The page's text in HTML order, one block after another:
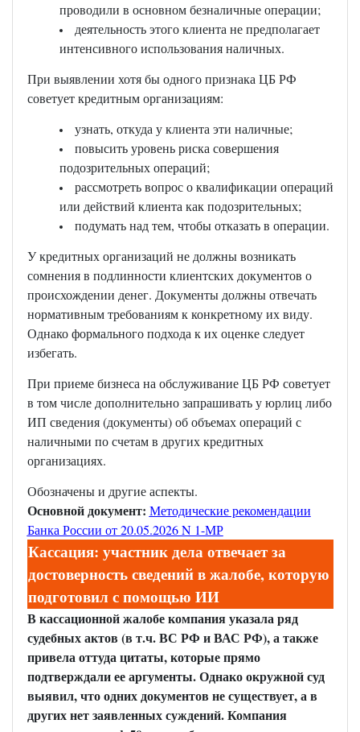
проводили в основном безналичные операции;
деятельность этого клиента не предполагает
интенсивного использования наличных.
При выявлении хотя бы одного признака ЦБ РФ
советует кредитным организациям:
узнать, откуда у клиента эти наличные;
повысить уровень риска совершения
подозрительных операций;
рассмотреть вопрос о квалификации операций
или действий клиента как подозрительных;
подумать над тем, чтобы отказать в операции.
У кредитных организаций не должны возникать
сомнения в подлинности клиентских документов о
происхождении денег. Документы должны отвечать
нормативным требованиям к конкретному их виду.
Однако формального подхода к их оценке следует
избегать.
При приеме бизнеса на обслуживание ЦБ РФ советует
в том числе дополнительно запрашивать у юрлиц либо
ИП сведения (документы) об объемах операций с
наличными по счетам в других кредитных
организациях.
Обозначены и другие аспекты.
Основной документ: Методические рекомендации
Банка России от 20.05.2026 N 1-МР
Кассация: участник дела отвечает за
достоверность сведений в жалобе, которую
подготовил с помощью ИИ
В кассационной жалобе компания указала ряд
судебных актов (в т.ч. ВС РФ и ВАС РФ), а также
привела оттуда цитаты, которые прямо
подтверждали ее аргументы. Однако окружной суд
выявил, что одних документов не существует, а в
других нет заявленных суждений. Компания